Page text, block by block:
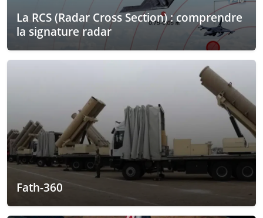
La RCS (Radar Cross Section) : comprendre
la signature radar
Fath-360